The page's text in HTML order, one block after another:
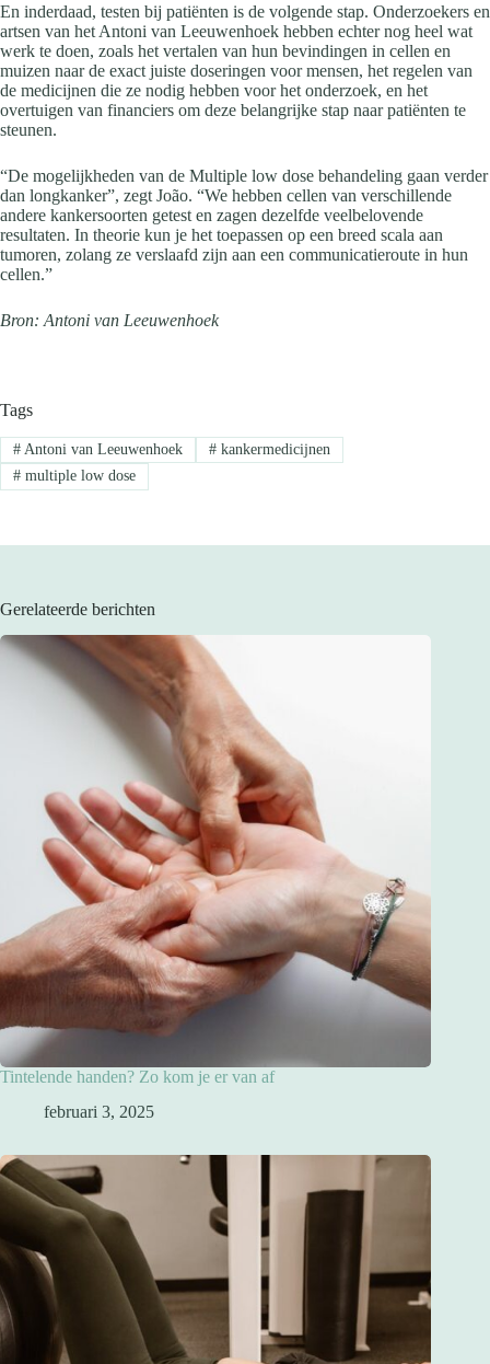
En inderdaad, testen bij patiënten is de volgende stap. Onderzoekers en
artsen van het Antoni van Leeuwenhoek hebben echter nog heel wat
werk te doen, zoals het vertalen van hun bevindingen in cellen en
muizen naar de exact juiste doseringen voor mensen, het regelen van
de medicijnen die ze nodig hebben voor het onderzoek, en het
overtuigen van financiers om deze belangrijke stap naar patiënten te
steunen.
“De mogelijkheden van de Multiple low dose behandeling gaan verder
dan longkanker”, zegt João. “We hebben cellen van verschillende
andere kankersoorten getest en zagen dezelfde veelbelovende
resultaten. In theorie kun je het toepassen op een breed scala aan
tumoren, zolang ze verslaafd zijn aan een communicatieroute in hun
cellen.”
Bron: Antoni van Leeuwenhoek
Tags
#Antoni van Leeuwenhoek #kankermedicijnen
#multiple low dose
Gerelateerde berichten
Tintelende handen? Zo kom je er van af
februari 3, 2025